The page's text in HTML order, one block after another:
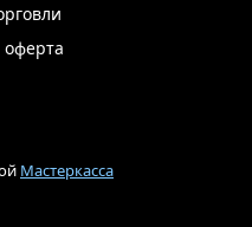
Мастеркасса